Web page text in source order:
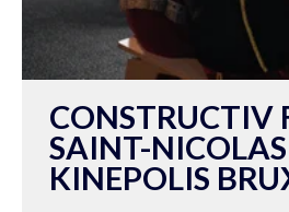
CONSTRUCTIV
SAINT-
KINEPOLIS